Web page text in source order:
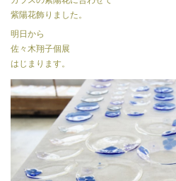
紫陽花飾りました。
明日から
佐々木翔子個展
はじまります。